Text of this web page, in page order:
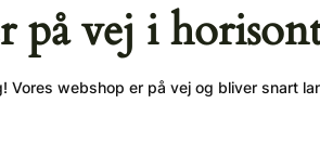
på vej i
Vores webshop er på vej og bliver snart